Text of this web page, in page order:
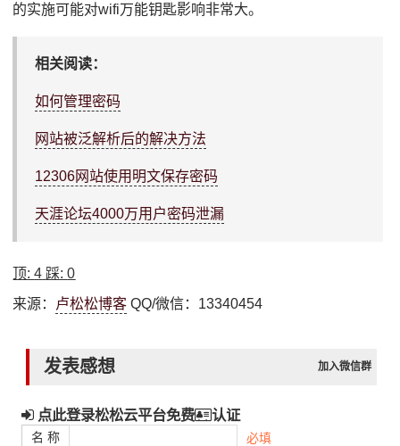
的实施可能对wifi万能钥匙影响非常大。
相关阅读：
如何管理密码
网站被泛解析后的解决方法
12306网站使用明文保存密码
天涯论坛4000万用户密码泄漏
顶:4 踩:0
来源： 卢松松博客 QQ/微信：13340454
发表感想 加入微信群
点此登录松松云平台免费 认证
名 称 必填